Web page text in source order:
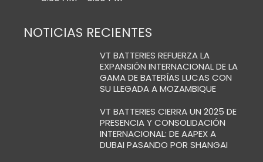
NOTICIAS RECIENTES
VT BATTERIES REFUERZA LA
EXPANSIÓN INTERNACIONAL DE LA
GAMA DE BATERÍAS LUCAS CON
SU LLEGADA A MOZAMBIQUE
VT BATTERIES CIERRA UN 2025 DE
PRESENCIA Y CONSOLIDACIÓN
INTERNACIONAL: DE AAPEX A
DUBAI PASANDO POR SHANGAI